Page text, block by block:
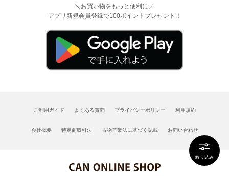
絞り込み
＼お買い物をもっと便利に／
アプリ新規会員登録で100ポイントプレゼント！
ご利用ガイド よくある質問 プライバシーポリシー 利用規約
会社概要 特定商取引法 古物営業法に基づく記載 お問い合わせ